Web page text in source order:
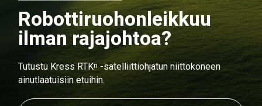
Robottiruohonleikkuu
ilman rajajohtoa?
Tutustu Kress RTKn-satelliittiohjatun niittokoneen
ainutlaatuisiin etuihin.